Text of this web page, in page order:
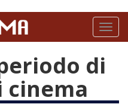
Toggle
di
cinema